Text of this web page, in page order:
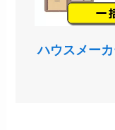
ハウスメー